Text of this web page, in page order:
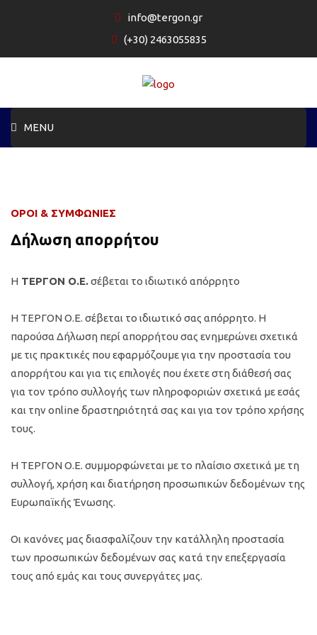
info@tergon.gr
(+30) 2463055835
MENU
Δραστηριότητες
Ενημέρωση
Καριέρα
Επικοινωνία
ΟΡΟΙ & ΣΥΜΦΩΝΙΕΣ
Δήλωση απορρήτου
Η ΤΕΡΓΟΝ Ο.Ε.σέβεται το ιδιωτικό απόρρητο
Η ΤΕΡΓΟΝ Ο.Ε. σέβεται το ιδιωτικό σας απόρρητο. Η
παρούσα Δήλωση περί απορρήτου σας ενημερώνει σχετικά
με τις πρακτικές που εφαρμόζουμε για την προστασία του
απορρήτου και για τις επιλογές που έχετε στη διάθεσή σας
για τον τρόπο συλλογής των πληροφοριών σχετικά με εσάς
και την online δραστηριότητά σας και για τον τρόπο χρήσης
τους.
Η ΤΕΡΓΟΝ Ο.Ε. συμμορφώνεται με το πλαίσιο σχετικά με τη
συλλογή, χρήση και διατήρηση προσωπικών δεδομένων της
Ευρωπαϊκής Ένωσης.
Οι κανόνες μας διασφαλίζουν την κατάλληλη προστασία
των προσωπικών δεδομένων σας κατά την επεξεργασία
τους από εμάς και τους συνεργάτες μας.